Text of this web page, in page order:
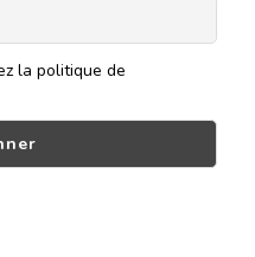
la politique de